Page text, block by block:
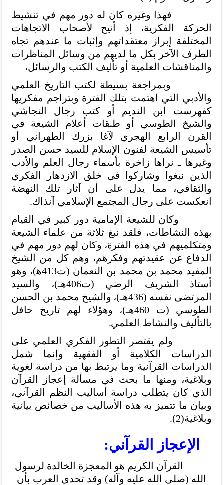
فهذا وغيره كان له دور مهم في تنشيط
الحركة الفكرية، إذ أتيح لأصحاب الاتجاهات
المختلفة إبراز معتقداتهم وإثبات ما عندهم تجاه
الطرف الآخر بكل ما لديهم من وسائل المناظرات
والمناقشات العلمية أو تأليف الكتب والرسائل،
وبمراجعة بسيطة لكتب التاريخ العلمي
والأدبي التي اهتمت بتلك الفترة وبتراجم مفكريها
كفهرست ابن النديم أو كتب رجال النجاشي
والشيخ الطوسي أو طبقات أعلام الشيعة في
القرن الرابع الهجري لآغا بزرك الطهراني أو
تأسيس الشيعة لفنون الإسلام للسيد حسن الصدر
وغيرها ـ نراها زاخرة بأسماء رجال العلم والأدب
الذين نبغوا وشاركوا في خلق الازدهار الفكري
والثقافي، مما يدل على أن آثار تلك النهضة
انعكست على رجال المجتمع الإسلامي آنذاك.
وكان للشيعة الإمامية دور كبير في القيام
بهذه النشاطات، فلقد نبغ ثلاثة من علماء الشيعة
ومتكلميهم في هذه الفترة، وكان لهم دور مهم في
الدفاع عن عقيدتهم وفكرهم، وهم كل من الشيخ
المفيد محمد بن محمد بن النعمان (ت413ﻫ)، وهو
أستاذ الشريف الرضي (ت406هـ)، والسيد
المرتضى نفسه (436هـ)، والشيخ محمد بن الحسن
الطوسي (ت 460ﻫـ)، وهؤلاء لهم تاريخ حافل
بالتأليف والنشاط العلمي.
ولم يقتصر التطور الفكري العلمي على
الدراسات الكلامية أو الفقهية وإنما شمل
الدراسات القرآنية وما يرتبط بها من دراسة لغوية
وبلاغية، ومنها ما بحث في مسألة إعجاز القرآن
الذي كان يتطلب دراسة أساليب النظم القرآني،
وبيان ما تتميز به هذه الأساليب من خصائص بيانية
وبلاغية(2).
الإعجاز القرآني:
القرآن الكريم هو المعجزة الخالدة لرسول
الله (صلى الله عليه وآله) وقد تحدى العرب بأن